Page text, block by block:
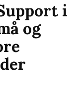
i
og